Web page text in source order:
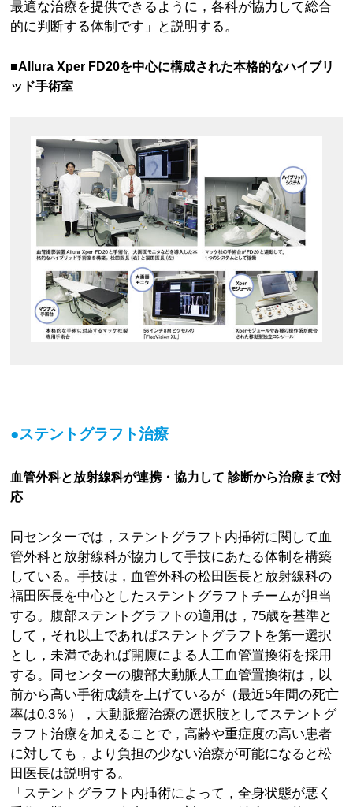
最適な治療を提供できるように，各科が協力して総合
的に判断する体制です」と説明する。
■Allura Xper FD20を中心に構成された本格的なハイブリ
ッド手術室
●ステントグラフト治療
血管外科と放射線科が連携・協力して 診断から治療まで対
応
同センターでは，ステントグラフト内挿術に関して血
管外科と放射線科が協力して手技にあたる体制を構築
している。手技は，血管外科の松田医長と放射線科の
福田医長を中心としたステントグラフトチームが担当
する。腹部ステントグラフトの適用は，75歳を基準と
して，それ以上であればステントグラフトを第一選択
とし，未満であれば開腹による人工血管置換術を採用
する。同センターの腹部大動脈人工血管置換術は，以
前から高い手術成績を上げているが（最近5年間の死亡
率は0.3％），大動脈瘤治療の選択肢としてステントグ
ラフト治療を加えることで，高齢や重症度の高い患者
に対しても，より負担の少ない治療が可能になると松
田医長は説明する。
「ステントグラフト内挿術によって，全身状態が悪く